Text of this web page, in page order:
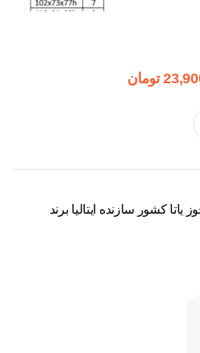
تومان
کشور سازنده ایتالیا برند